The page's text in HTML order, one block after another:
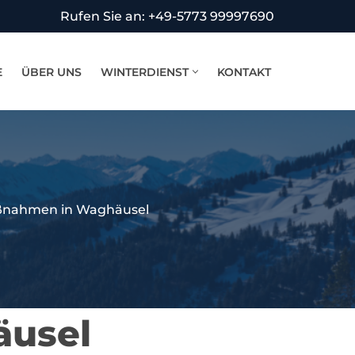
Rufen Sie an: +49-5773 99997690
ÜBER UNS WINTERDIENST KONTAKT
in Waghäusel